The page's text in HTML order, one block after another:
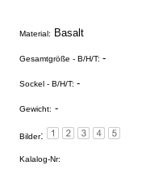
Material: Basalt
Gesamtgröße - B/H/T: -
Sockel - B/H/T: -
Gewicht: -
Bilder:
Kalalog-Nr: